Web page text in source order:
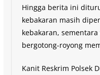
Hingga berita ini
kebakaran masih
kebakaran,
bergotong-royong
Kanit Reskrim Polsek